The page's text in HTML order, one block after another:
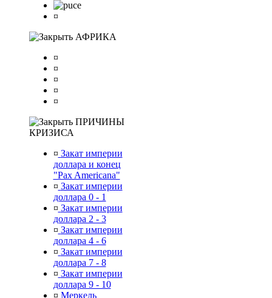
¤
АФРИКА
¤
¤
¤
¤
¤
ПРИЧИНЫ
КРИЗИСА
¤ Закат империи
доллара и конец
"Pax Americana"
¤ Закат империи
доллара 0 - 1
¤ Закат империи
доллара 2 - 3
¤ Закат империи
доллара 4 - 6
¤ Закат империи
доллара 7 - 8
¤ Закат империи
доллара 9 - 10
¤ Меркель